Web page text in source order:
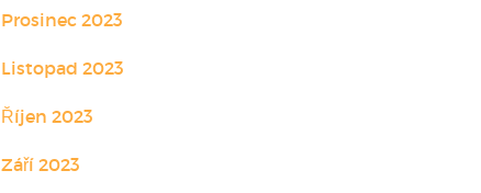
Prosinec 2023
Listopad 2023
Říjen 2023
Září 2023